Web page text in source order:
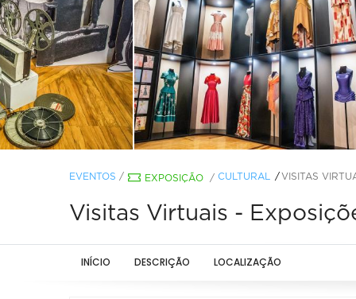
EVENTOS / EXPOSIÇÃO / CULTURAL VISITAS
Visitas Virtuais -
INÍCIO DESCRIÇÃO LOCALIZAÇÃO